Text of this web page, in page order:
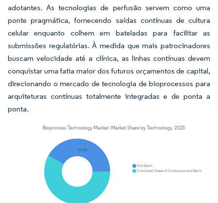
adotantes. As tecnologias de perfusão servem como uma
ponte pragmática, fornecendo saídas contínuas de cultura
celular enquanto colhem em bateladas para facilitar as
submissões regulatórias. À medida que mais patrocinadores
buscam velocidade até a clínica, as linhas contínuas devem
conquistar uma fatia maior dos futuros orçamentos de capital,
direcionando o mercado de tecnologia de bioprocessos para
arquiteturas contínuas totalmente integradas e de ponta a
ponta.